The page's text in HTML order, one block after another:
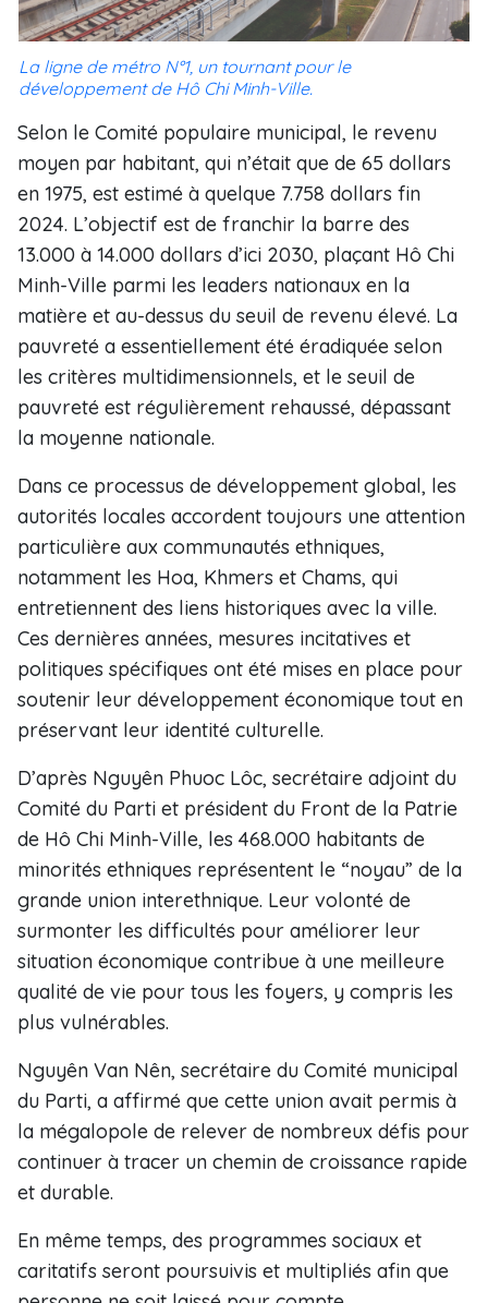
La ligne de métro N°1, un tournant pour le
développement de Hô Chi Minh-Ville.
Selon le Comité populaire municipal, le revenu
moyen par habitant, qui n’était que de 65 dollars
en 1975, est estimé à quelque 7.758 dollars fin
2024. L’objectif est de franchir la barre des
13.000 à 14.000 dollars d’ici 2030, plaçant Hô Chi
Minh-Ville parmi les leaders nationaux en la
matière et au-dessus du seuil de revenu élevé. La
pauvreté a essentiellement été éradiquée selon
les critères multidimensionnels, et le seuil de
pauvreté est régulièrement rehaussé, dépassant
la moyenne nationale.
Dans ce processus de développement global, les
autorités locales accordent toujours une attention
particulière aux communautés ethniques,
notamment les Hoa, Khmers et Chams, qui
entretiennent des liens historiques avec la ville.
Ces dernières années, mesures incitatives et
politiques spécifiques ont été mises en place pour
soutenir leur développement économique tout en
préservant leur identité culturelle.
D’après Nguyên Phuoc Lôc, secrétaire adjoint du
Comité du Parti et président du Front de la Patrie
de Hô Chi Minh-Ville, les 468.000 habitants de
minorités ethniques représentent le “noyau” de la
grande union interethnique. Leur volonté de
surmonter les difficultés pour améliorer leur
situation économique contribue à une meilleure
qualité de vie pour tous les foyers, y compris les
plus vulnérables.
Nguyên Van Nên, secrétaire du Comité municipal
du Parti, a affirmé que cette union avait permis à
la mégalopole de relever de nombreux défis pour
continuer à tracer un chemin de croissance rapide
et durable.
En même temps, des programmes sociaux et
caritatifs seront poursuivis et multipliés afin que